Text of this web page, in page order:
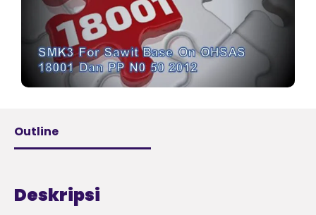
Outline
Deskripsi